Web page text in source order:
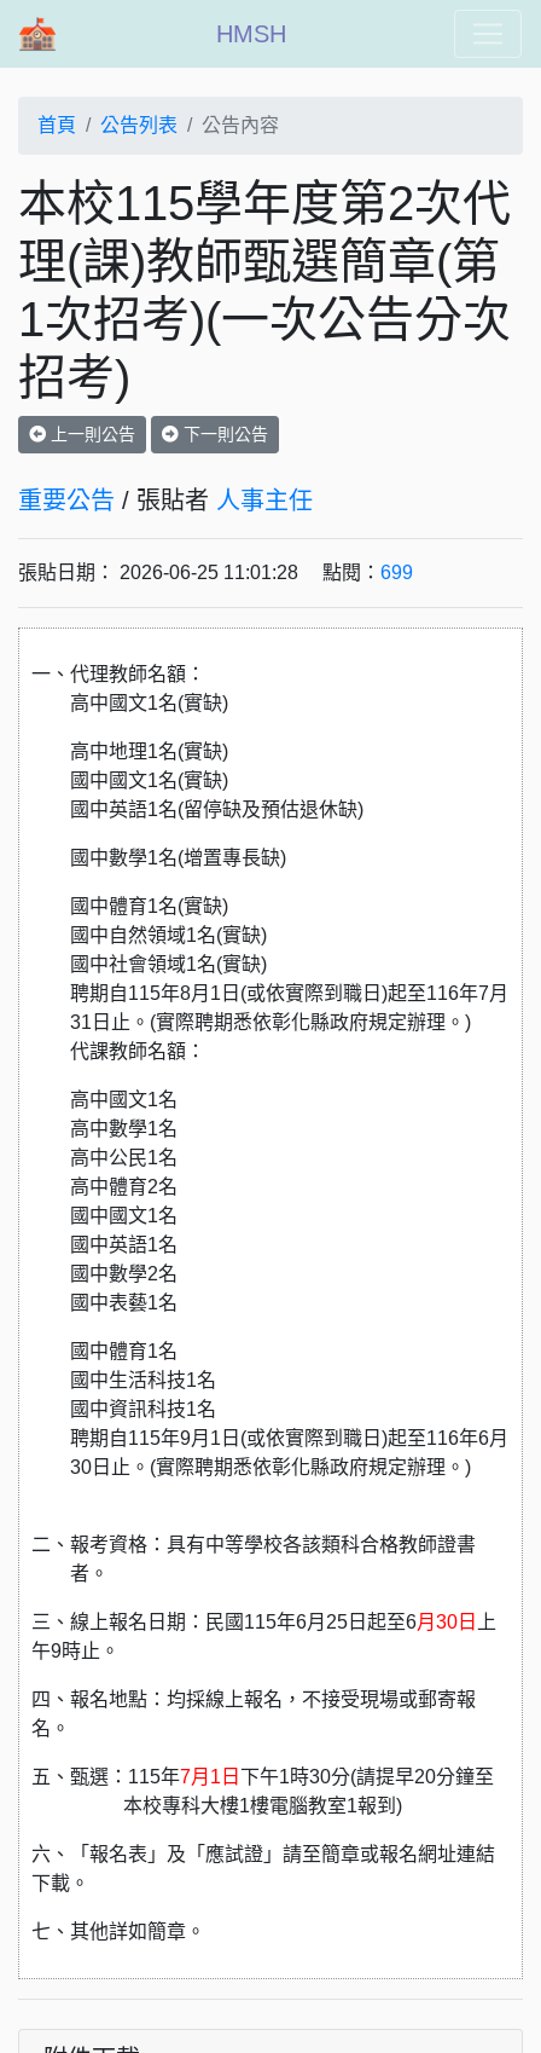
HMSH
首頁 公告列表 公告內容
本校115學年度第2次代
理(課)教師甄選簡章(第
1次招考)(一次公告分次
招考)
上一則公告 下一則公告
重要公告 / 張貼者 人事主任
張貼日期： 2026-06-25 11:01:28 點閱： 699
一、代理教師名額：
高中國文1名(實缺)
高中地理1名(實缺)
國中國文1名(實缺)
國中英語1名(留停缺及預估退休缺)
國中數學1名(增置專長缺)
國中體育1名(實缺)
國中自然領域1名(實缺)
國中社會領域1名(實缺)
聘期自115年8月 1 日 (或依實際到職日 )起至116年7月
31 日止。 (實際聘期悉依彰化縣政府規定辦理。 )
代課教師名額：
高中國文1名
高中數學1名
高中公民1名
高中體育2名
國中國文1名
國中英語1名
國中數學2名
國中表藝1名
國中體育1名
國中生活科技1名
國中資訊科技1名
聘期自115年9月 1 日 (或依實際到職日 )起至116年6月
30 日止。 (實際聘期悉依彰化縣政府規定辦理。 )
二、報考資格：具有中等學校各該類科合格教師證書
者。
三、線上報名日期：民國115年6月25日起至6月30日
上
午9時止。
四、報名地點：均採線上報名，不接受現場或郵寄報
名。
五、甄選：115年7月1日下午1時30分(請提早20分鐘至
本校專科大樓1樓電腦教室1報到)
六、「報名表」及「應試證」請至簡章或報名網址連結
下載。
七、其他詳如簡章。